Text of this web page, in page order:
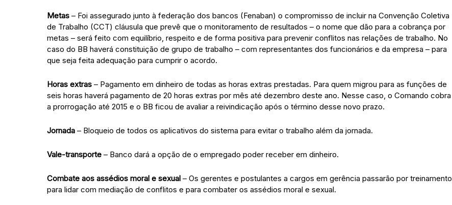
Metas – Foi assegurado junto à federação dos bancos (Fenaban) o compromisso de incluir na Convenção Coletiva
de Trabalho (CCT) cláusula que prevê que o monitoramento de resultados – o nome que dão para a cobrança por
metas – será feito com equilíbrio, respeito e de forma positiva para prevenir conflitos nas relações de trabalho. No
caso do BB haverá constituição de grupo de trabalho – com representantes dos funcionários e da empresa – para
que seja feita adequação para cumprir o acordo.
Horas extras – Pagamento em dinheiro de todas as horas extras prestadas. Para quem migrou para as funções de
seis horas haverá pagamento de 20 horas extras por mês até dezembro deste ano. Nesse caso, o Comando cobra
a prorrogação até 2015 e o BB ficou de avaliar a reivindicação após o término desse novo prazo.
Jornada – Bloqueio de todos os aplicativos do sistema para evitar o trabalho além da jornada.
Vale-transporte – Banco dará a opção de o empregado poder receber em dinheiro.
Combate aos assédios moral e sexual – Os gerentes e postulantes a cargos em gerência passarão por treinamento
para lidar com mediação de conflitos e para combater os assédios moral e sexual.